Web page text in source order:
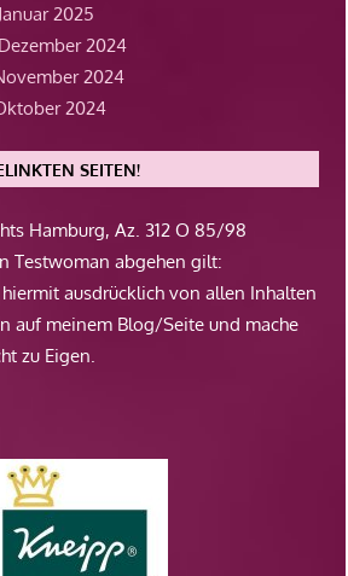
2025
2024
2024
2024
SEITEN!
Hamburg, Az. 312 O 85/98
Testwoman abgehen gilt:
ausdrücklich von allen Inhalten
auf meinem Blog/Seite und mache
zu Eigen.